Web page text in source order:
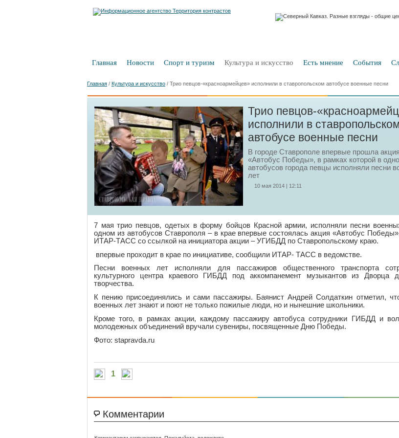
Главная Новости Спорт и туризм Культура и искусство Есть мнение События
Главная / Культура и искусство / Трио певцов-«красноармейцев» исполнили в ставропольском автобусе военные песни
Трио певцов-
исполнили в
автобусе военные песни
В городе Ставрополе впервые прошла акция
«Автобус Победы», в рамках которой в
автобусов города певцы исполняли песни
лет
10 мая 2014 | 12:11
7 мая трио певцов, одетых в форму бойцов Красной армии, исполняли песни
одном из автобусов Ставрополя – в крае впервые состоялась акция «Автобус
ИТАР-ТАСС со ссылкой на инициатора акции – УГИБДД по Ставропольскому краю.
впервые проходит в крае по инициативе, сообщили ИТАР- ТАСС в ведомстве.
Песни военных лет исполняли для пассажиров общественного транспорта
культурного центра краевого ГИБДД под аккомпанемент музыкантов из Дворца
творчества.
К пению присоединялись и сами пассажиры. Баянист Андрей Солдаткин отметил,
военных лет знают и поют не только пожилые люди, но и нынешние школьники.
Кроме того, в рамках акции, каждому пассажиру автобуса сотрудники ГИБДД и
молодежных объединений вручали сувениры, посвященные Дню Победы.
Фото: stapravda.ru
1
Комментарии